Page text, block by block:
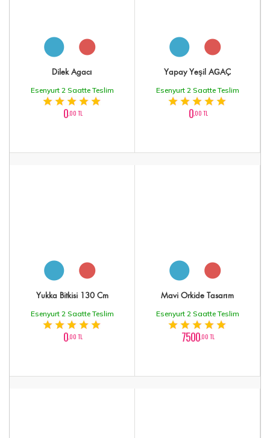
Dilek Agacı
Esenyurt 2 Saatte Teslim
0,00 TL
Yapay Yeşil AĞAÇ
Esenyurt 2 Saatte Teslim
0,00 TL
Yukka Bitkisi 130 Cm
Esenyurt 2 Saatte Teslim
0,00 TL
Mavi Orkide Tasarım
Esenyurt 2 Saatte Teslim
7500,00 TL